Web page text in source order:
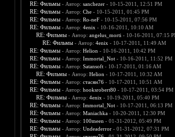
RE: Фильмы - Автор: sanchezer- 10-15-2011, 12:51 PM
RE: Фильмы - Автор: Che- 10-15-2011, 01:45 PM
RE: Фильмы - Автор: Ro-neF- 10-15-2011, 07:56 PM
RE: Фильмы - Автор: 4enix - 10-16-2011, 10:10 AM
RE: Фильмы - Автор: angelus_morti - 10-16-2011, 07:15
RE: Фильмы - Автор: 4enix - 10-17-2011, 11:49 AM
RE: Фильмы - Автор: Helion - 10-16-2011, 10:42 PM
RE: Фильмы - Автор: Immortal_Not- 10-16-2011, 11:52 PM
RE: Фильмы - Автор: Satansoft- 10-17-2011, 01:16 AM
RE: Фильмы - Автор: Helion - 10-17-2011, 10:32 AM
RE: Фильмы - Автор: стасян76- 10-17-2011, 10:51 AM
RE: Фильмы - Автор: hooksrobert80 - 10-17-2011, 03:54 PM
RE: Фильмы - Автор: 4enix - 10-19-2011, 05:40 PM
RE: Фильмы - Автор: Immortal_Not- 10-17-2011, 06:13 PM
RE: Фильмы - Автор: Maniachka- 10-20-2011, 12:30 PM
RE: Фильмы - Автор: 100meen - 01-31-2012, 05:49 PM
RE: Фильмы - Автор: Undeaderror- 01-31-2012, 07:31 PM